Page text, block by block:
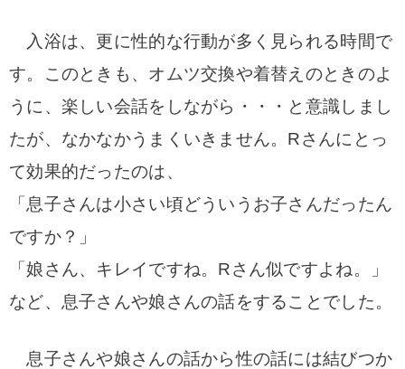
入浴は、更に性的な行動が多く見られる時間で
す。
このときも、オムツ交換や着替えのときのよ
うに、楽しい会話をしながら・・・と意識しまし
たが、なかなかうまくいきません。 Rさんにとっ
て効果的だったのは、
「息子さんは小さい頃どういうお子さんだったん
ですか？」
「娘さん、キレイですね。Rさん似ですよね。」
など、 息子さんや娘さんの話をすることでした。
息子さんや娘さんの話から性の話には結びつか